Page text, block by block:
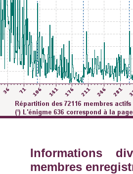
Informations
membres